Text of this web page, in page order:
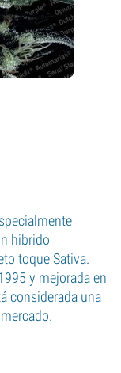
hibrido
toque Sativa.
y mejorada en
considerada una